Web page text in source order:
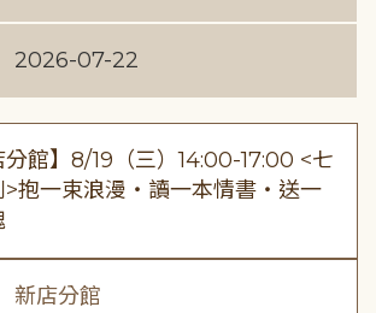
2026-07-22
分館】8/19（三）14:00-17:00 <七
>抱一束浪漫・讀一本情書・送一
新店分館